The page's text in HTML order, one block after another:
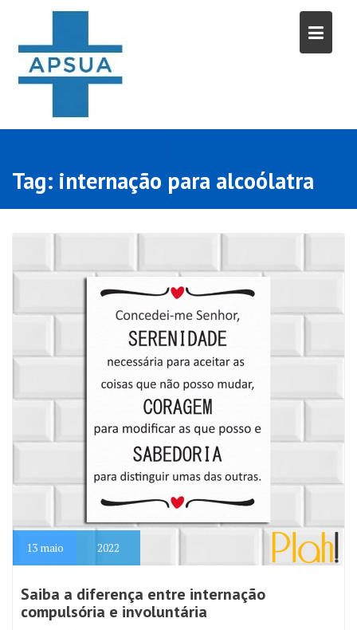
content
Tag: internação para alcoólatra
13 maio 2022
Saiba a diferença entre internação
compulsória e involuntária